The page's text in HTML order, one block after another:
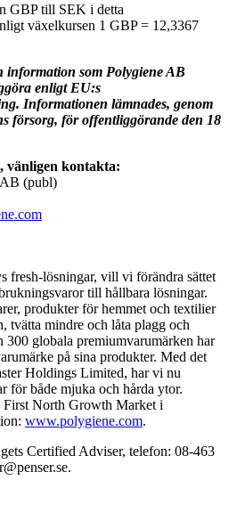
GBP till SEK i detta
växelkursen 1 GBP = 12,3367
som Polygiene AB
enligt EU:s
Informationen lämnades, genom
försorg, för offentliggörande den 18
vänligen kontakta:
(publ)
fresh-lösningar, vill vi förändra sättet
till hållbara lösningar.
produkter för hemmet och textilier
tvätta mindre och låta plagg och
300 globala premiumvarumärken har
på sina produkter. Med det
Holdings Limited, har vi nu
för både mjuka och hårda ytor.
First North Growth Market i
www.polygiene.com.
Certified Adviser, telefon: 08-463